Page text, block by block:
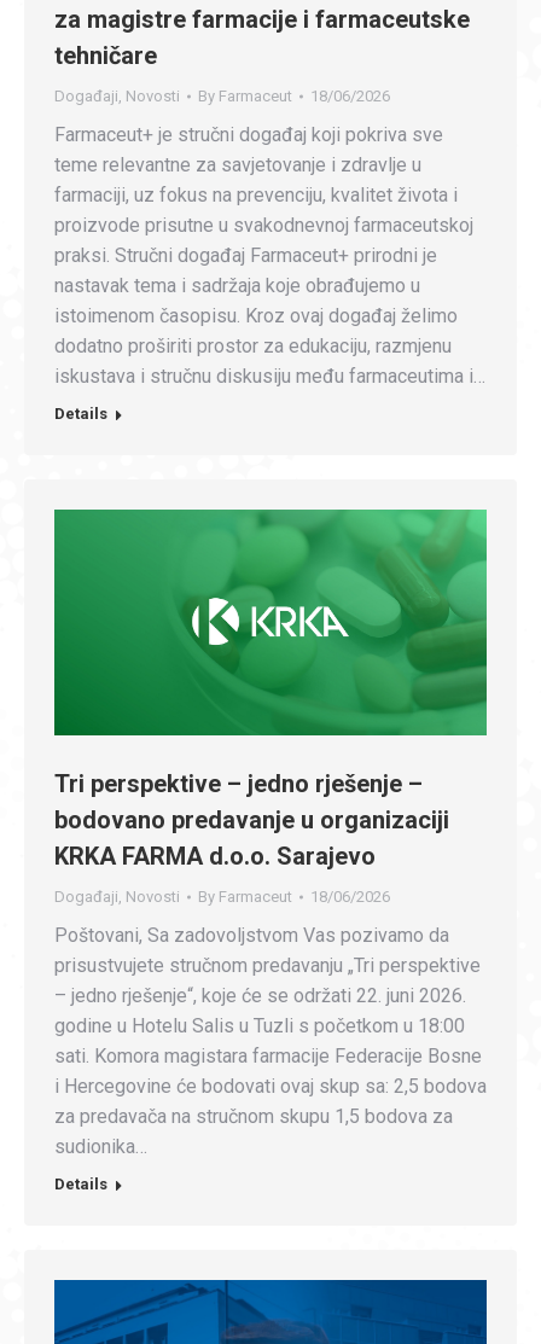
za magistre farmacije i farmaceutske
tehničare
Događaji Novosti By Farmaceut 18/06/2026
Farmaceut+ je stručni događaj koji pokriva sve
teme relevantne za savjetovanje i zdravlje u
farmaciji, uz fokus na prevenciju, kvalitet života i
proizvode prisutne u svakodnevnoj farmaceutskoj
praksi. Stručni događaj Farmaceut+ prirodni je
nastavak tema i sadržaja koje obrađujemo u
istoimenom časopisu. Kroz ovaj događaj želimo
dodatno proširiti prostor za edukaciju, razmjenu
iskustava i stručnu diskusiju među farmaceutima i…
Details
Tri perspektive – jedno rješenje –
bodovano predavanje u organizaciji
KRKA FARMA d.o.o. Sarajevo
Događaji Novosti By Farmaceut 18/06/2026
Poštovani, Sa zadovoljstvom Vas pozivamo da
prisustvujete stručnom predavanju „Tri perspektive
– jedno rješenje“, koje će se održati 22. juni 2026.
godine u Hotelu Salis u Tuzli s početkom u 18:00
sati. Komora magistara farmacije Federacije Bosne
i Hercegovine će bodovati ovaj skup sa: 2,5 bodova
za predavača na stručnom skupu 1,5 bodova za
sudionika…
Details